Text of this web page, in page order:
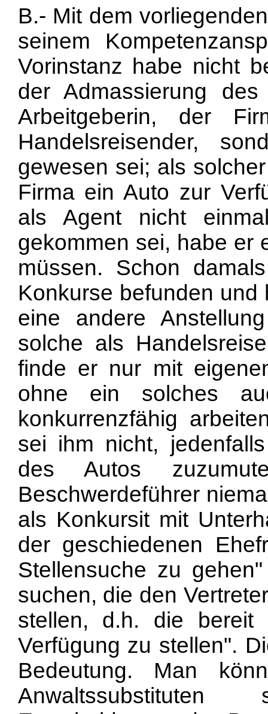
B.- Mit dem
seinem
Vorinstanz habe nicht
der Admassierung
Arbeitgeberin, der
Handelsreisender,
gewesen sei; als
Firma ein Auto zur
als Agent nicht
gekommen sei, habe er
müssen. Schon
Konkurse befunden
eine andere
solche als
finde er nur mit
ohne ein solches
konkurrenzfähig
sei ihm nicht,
des Autos
Beschwerdeführer
als Konkursit mit
der geschiedenen
Stellensuche zu
suchen, die den
stellen, d.h. die
Verfügung zu stellen".
Bedeutung. Man